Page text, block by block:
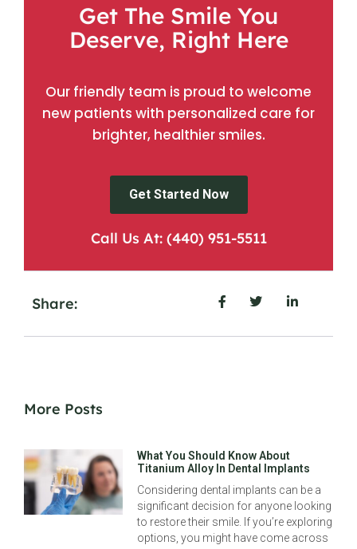
Get The Smile You
Deserve, Right Here
Our friendly team is proud to welcome
new patients with personalized care for
brighter, healthier smiles.
Get Started Now
Call Us At: (440) 951-5511
Share:
More Posts
What You Should Know About
Titanium Alloy In Dental Implants
Considering dental implants can be a
significant decision for anyone looking
to restore their smile. If you’re exploring
options, you might have come across